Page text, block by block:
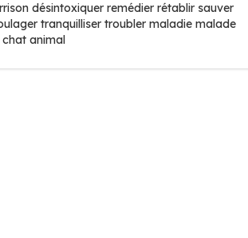
désintoxiquer remédier rétablir sauver
tranquilliser troubler maladie malade
animal